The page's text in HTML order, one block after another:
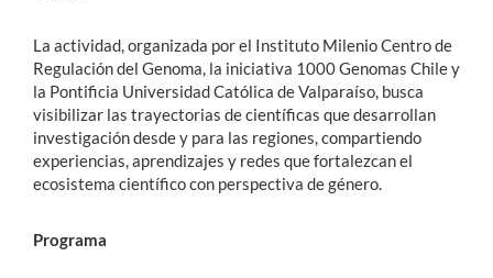
La actividad, organizada por el Instituto Milenio Centro de
Regulación del Genoma, la iniciativa 1000 Genomas Chile y
la Pontificia Universidad Católica de Valparaíso, busca
visibilizar las trayectorias de científicas que desarrollan
investigación desde y para las regiones, compartiendo
experiencias, aprendizajes y redes que fortalezcan el
ecosistema científico con perspectiva de género.
Programa